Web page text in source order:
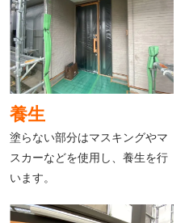
養生
塗らない部分はマスキングやマ
スカーなどを使用し、養生を行
います。